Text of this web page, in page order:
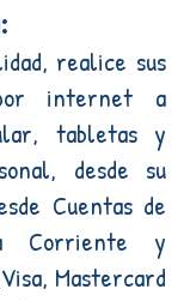
realice sus
internet a
tabletas y
desde su
Cuentas de
Corriente y
Mastercard